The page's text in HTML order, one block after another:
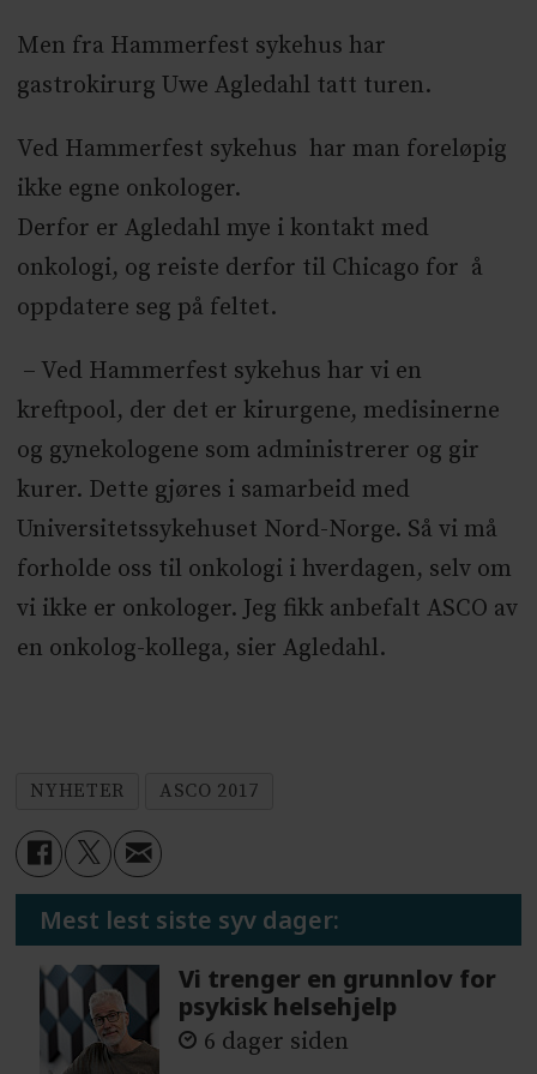
Men fra Hammerfest sykehus har
gastrokirurg Uwe Agledahl tatt turen.
Ved Hammerfest sykehus har man foreløpig
ikke egne onkologer.
Derfor er Agledahl mye i kontakt med
onkologi, og reiste derfor til Chicago for å
oppdatere seg på feltet.
– Ved Hammerfest sykehus har vi en
kreftpool, der det er kirurgene, medisinerne
og gynekologene som administrerer og gir
kurer. Dette gjøres i samarbeid med
Universitetssykehuset Nord-Norge. Så vi må
forholde oss til onkologi i hverdagen, selv om
vi ikke er onkologer. Jeg fikk anbefalt ASCO av
en onkolog-kollega, sier Agledahl.
NYHETER ASCO 2017
Mest lest siste syv dager:
Vi trenger en grunnlov for
psykisk helsehjelp
6 dager siden